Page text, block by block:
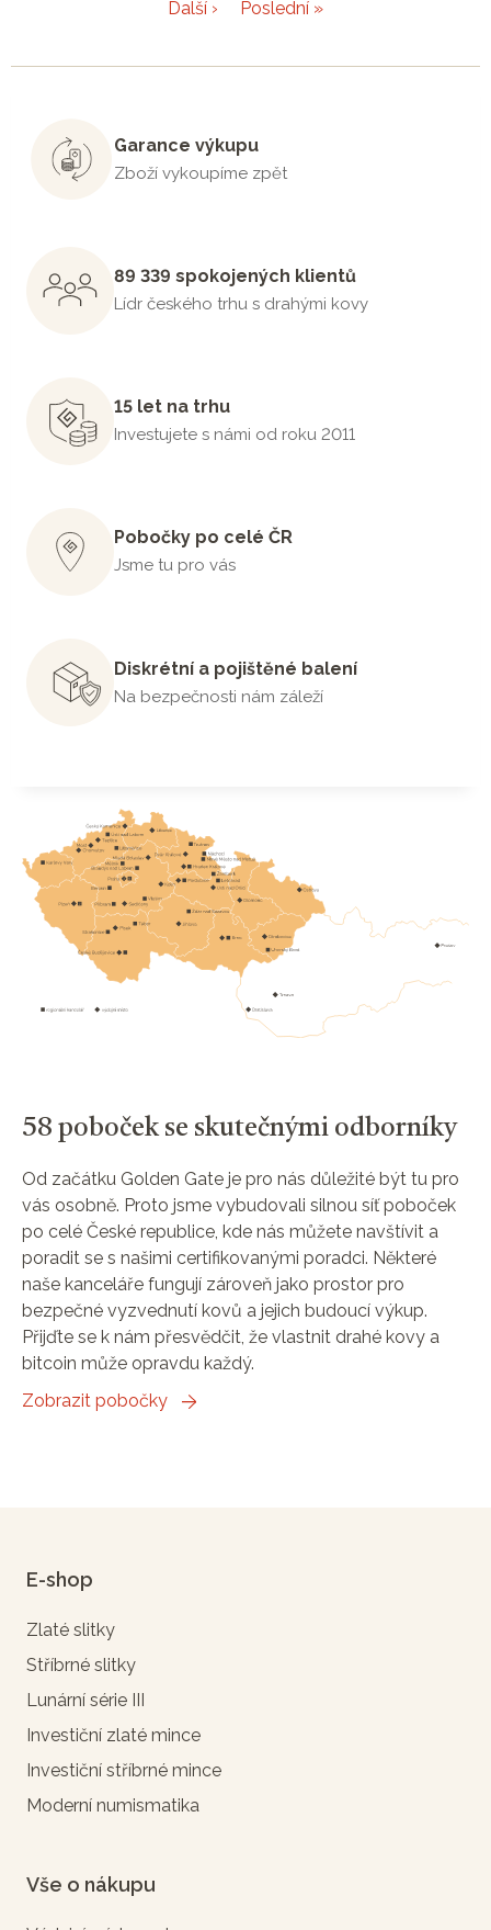
Další › Poslední »
Garance výkupu
Zboží vykoupíme zpět
89 339 spokojených klientů
Lídr českého trhu s drahými kovy
15 let na trhu
Investujete s námi od roku 2011
Pobočky po celé ČR
Jsme tu pro vás
Diskrétní a pojištěné balení
Na bezpečnosti nám záleží
58 poboček se skutečnými odborníky
Od začátku Golden Gate je pro nás důležité být tu pro
vás osobně. Proto jsme vybudovali silnou síť poboček
po celé České republice, kde nás můžete navštívit a
poradit se s našimi certifikovanými poradci. Některé
naše kanceláře fungují zároveň jako prostor pro
bezpečné vyzvednutí kovů a jejich budoucí výkup.
Přijďte se k nám přesvědčit, že vlastnit drahé kovy a
bitcoin může opravdu každý.
Zobrazit pobočky
E-shop
Zlaté slitky
Stříbrné slitky
Lunární série III
Investiční zlaté mince
Investiční stříbrné mince
Moderní numismatika
Vše o nákupu